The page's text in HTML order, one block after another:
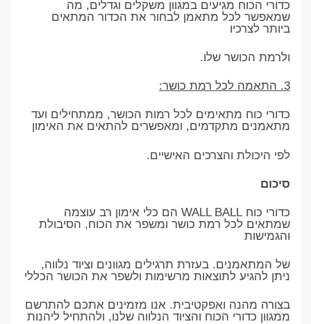
כדורי הכוח מגיעים במגוון משקלים וגדלים, מה
שמאפשר לכל מתאמן לבחור את הכדור המתאים
ביותר לצרכיו
ולרמת הכושר שלו.
3. התאמה לכל רמת כושר:
כדורי כוח מתאימים לכל רמות הכושר, ממתחילים ועד
מתאמנים מתקדמים, ומאפשרים להתאים את האימון
לפי היכולת והצרכים האישיים.
סיכום
כדורי כוח WALL BALL הם כלי אימון רב עוצמה
שמתאים לכל רמת כושר ומשפר את הכוח, הסיבולת
והגמישות
של המתאמנים. בעזרת תרגילים מגוונים וציוד נלווה,
ניתן להגיע לתוצאות מרשימות ולשפר את הכושר הכללי
בצורה מהנה ואפקטיבית. אנו מזמינים אתכם להתרשם
ממגוון כדורי הכוח והציוד הנלווה שלנו, ולהתחיל ליהנות